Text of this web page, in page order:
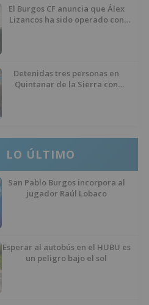
El Burgos CF anuncia que Álex
Lizancos ha sido operado con
Detenidas tres personas en
Quintanar de la Sierra con
LO ÚLTIMO
San Pablo Burgos incorpora al
jugador Raúl Lobaco
Esperar al autobús en el HUBU es
un peligro bajo el sol